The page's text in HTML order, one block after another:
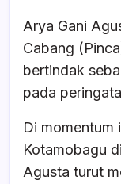
Arya Gani
Cabang
bertindak
pada
Di momentum
Kotamobagu
Agusta turut